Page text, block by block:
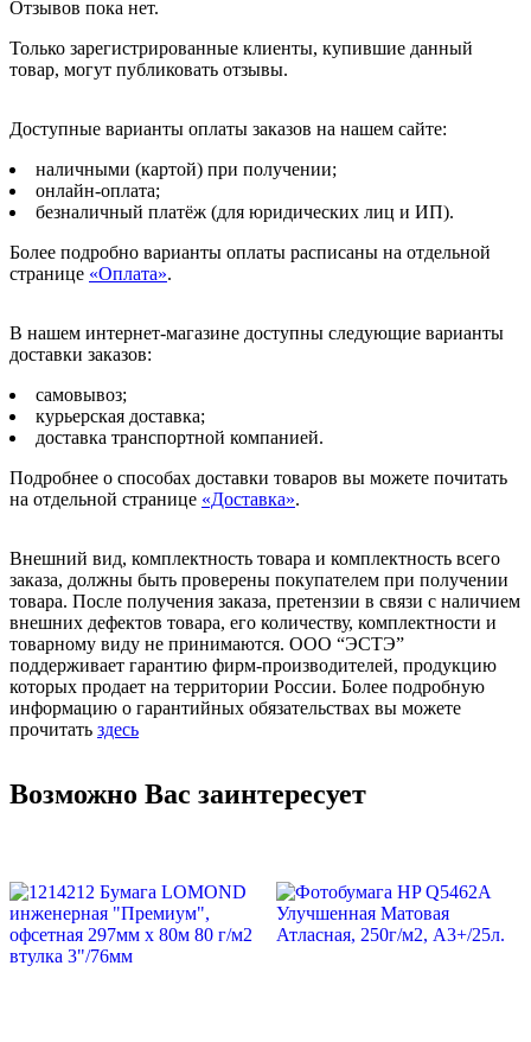
Отзывов пока нет.
Только зарегистрированные клиенты, купившие данный
товар, могут публиковать отзывы.
Доступные варианты оплаты заказов на нашем сайте:
наличными (картой) при получении;
онлайн-оплата;
безналичный платёж (для юридических лиц и ИП).
Более подробно варианты оплаты расписаны на отдельной
странице «Оплата».
В нашем интернет-магазине доступны следующие варианты
доставки заказов:
самовывоз;
курьерская доставка;
доставка транспортной компанией.
Подробнее о способах доставки товаров вы можете почитать
на отдельной странице «Доставка».
Внешний вид, комплектность товара и комплектность всего
заказа, должны быть проверены покупателем при получении
товара. После получения заказа, претензии в связи с наличием
внешних дефектов товара, его количеству, комплектности и
товарному виду не принимаются. ООО “ЭСТЭ”
поддерживает гарантию фирм-производителей, продукцию
которых продает на территории России. Более подробную
информацию о гарантийных обязательствах вы можете
прочитать здесь
Возможно Вас заинтересует